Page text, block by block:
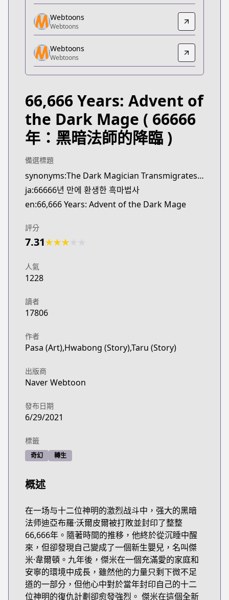
https://www.webtoons.com/zh-hant/fantasy/
Webtoons
Webtoons
https://www.webtoons.com/fr/fantasy/66666-
Webtoons
Webtoons
Dongman Manhua
Dongman Manhua
https://www.dongmanmanhua.cn/FANTASY/
Webtoons
Webtoons
https://www.webtoons.com/th/fantasy/66666-
Webtoons
Webtoons
https://www.webtoons.com/en/fantasy/66666-
Naver Series
Naver Series
https://series.naver.com/comic/
Naver Webtoon
https://comic.naver.com/webtoon/
Webtoons
Webtoons
Webtoons
Webtoons
66,666 Years: Advent of
the Dark Mage ( 66666
年：黑暗法師的降臨 )
備選標題
synonyms:The Dark Magician Transmigrates After 66666 Years,Black Mage Reborn After 66666 Years,66666-nyeon Man-e Hwangsaenghan Heukmabeopsa
ja:66666년 만에 환생한 흑마법사
en:66,666 Years: Advent of the Dark Mage
評分
7.31★★★
人氣
1228
讀者
17806
作者
Pasa (Art),Hwabong (Story),Taru (Story)
出版商
Naver Webtoon
發布日期
6/29/2021
標籤
奇幻 轉生
概述
在一场与十二位神明的激烈战斗中，强大的黑暗
法师迪亞布羅·沃爾皮爾被打敗並封印了整整
66,666年。隨著時間的推移，他終於從沉睡中醒
來，但卻發現自己變成了一個新生嬰兒，名叫傑
米·韋爾頓。九年後，傑米在一個充滿愛的家庭和
安寧的環境中成長，雖然他的力量只剩下微不足
道的一部分，但他心中對於當年封印自己的十二
位神明的復仇計劃卻愈發強烈。 傑米在這個全新